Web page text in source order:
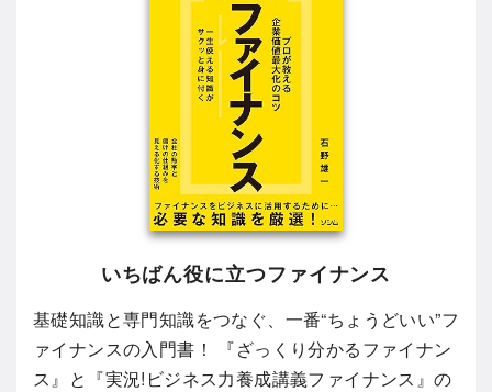
いちばん役に立つファイナンス
基礎知識と専門知識をつなぐ、一番“ちょうどいい”フ
ァイナンスの入門書！ 『ざっくり分かるファイナン
ス』と『実況!ビジネス力養成講義ファイナンス』の